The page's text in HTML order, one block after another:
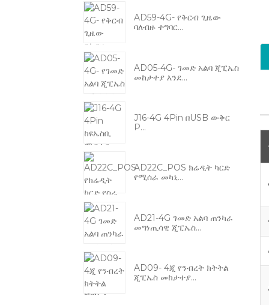
AD59-4G- የቅርብ ጊዜው
ባለብዙ ተግባር...
AD05-4G- ገመድ አልባ ጂፒኤስ
መከታተያ እንደ...
J16-4G 4Pin በUSB ውቅር
P...
AD22C_POS ክሬዲት ካርድ
የሚሰራ መካኒ...
AD21-4G ገመድ አልባ ጠንካራ
መግነጢሳዊ ጂፒኤስ…
AD09- 4ጂ የንብረት ክትትል
ጂፒኤስ መከታተያ...